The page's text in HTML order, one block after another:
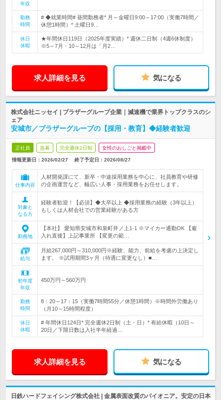
年収
勤務
時間
# ◆就業時間# 昼間勤務者* 月～金曜日9:00～17:00（実働7時間／
休憩1時間）* 土曜日9…
休日
休暇
★年間休日119日（2025年度実績）* 週休二日制（4週6休制度）
※5～7月・10～12月は「月2…
求人詳細を見る 気になる
株式会社ニッセイ | ブラザーグループ企業｜減速機で業界トップクラスのシ
ェア
安城市／ブラザーグループの【採用・教育】◆経験者歓迎
正社員 急募 完全週休2日制 女性のおしごと掲載中
情報更新日：2026/02/27 終了予定日： 2026/08/27
仕事内容
人材開発課にて、新卒・中途採用業務を中心に、社員教育や研修
の企画運営など、幅広い人事・採用業務をお任せします。
対象と
なる方
経験者歓迎！【必須】◆大卒以上 ◆採用業務の経験（3年以上）
もしくは人材会社での営業経験がある方
勤務地
【本社】 愛知県安城市和泉町井ノ上1-1 ※マイカー通勤OK 【雇
入れ直後】上記事業所 【変更の範…
給与
月給267,000円～310,000円※経験、能力、前給を考慮の上決定し
ます。 ※試用期間3ヶ月（待遇に変更なし）■…
初年度
年収
450万円～560万円
勤務
時間
8：20～17：15（実働7時間55分／休憩1時間）※時間外労働あり
（月10～15時間程度）
休日
休暇
# 年間休日124日* 完全週休2日制（土・日）* 有給休暇（10日～
20日／下限日数は入社半年経過…
求人詳細を見る 気になる
日鉄ハードフェイシング株式会社 | 金属表面改質のパイオニア。安定の日本